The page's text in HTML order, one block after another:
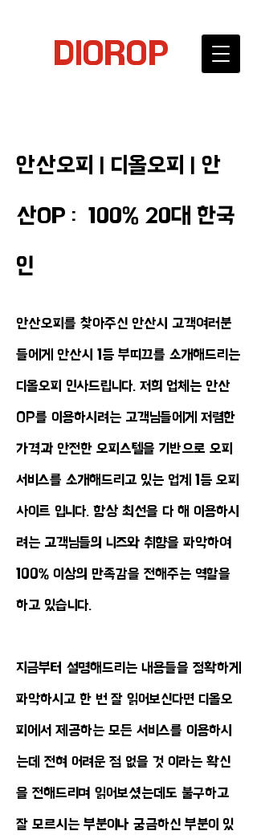
DIOROP
안산오피 | 디올오피 | 안
산OP : 100% 20대 한국
인
안산오피를 찾아주신 안산시 고객여러분
들에게 안산시 1등 부띠끄를 소개해드리는
디올오피 인사드립니다. 저희 업체는 안산
OP를 이용하시려는 고객님들에게 저렴한
가격과 안전한 오피스텔을 기반으로 오피
서비스를 소개해드리고 있는 업계 1등 오피
사이트 입니다. 항상 최선을 다 해 이용하시
려는 고객님들의 니즈와 취향을 파악하여
100% 이상의 만족감을 전해주는 역할을
하고 있습니다.
​지금부터 설명해드리는 내용들을 정확하게
파악하시고 한 번 잘 읽어보신다면 디올오
피에서 제공하는 모든 서비스를 이용하시
는데 전혀 어려운 점 없을 것 이라는 확신
을 전해드리며 읽어보셨는데도 불구하고
잘 모르시는 부분이나 궁금하신 부분이 있